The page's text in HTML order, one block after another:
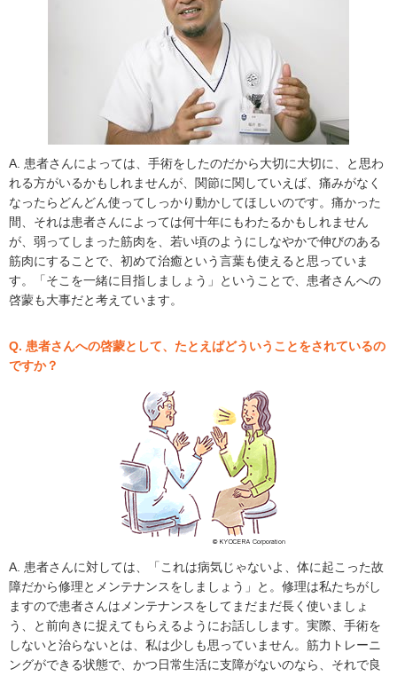
A. 患者さんによっては、手術をしたのだから大切に大切に、と思わ
れる方がいるかもしれませんが、関節に関していえば、痛みがなく
なったらどんどん使ってしっかり動かしてほしいのです。痛かった
間、それは患者さんによっては何十年にもわたるかもしれません
が、弱ってしまった筋肉を、若い頃のようにしなやかで伸びのある
筋肉にすることで、初めて治癒という言葉も使えると思っていま
す。「そこを一緒に目指しましょう」ということで、患者さんへの
啓蒙も大事だと考えています。
Q. 患者さんへの啓蒙として、たとえばどういうことをされているの
ですか？
A. 患者さんに対しては、「これは病気じゃないよ、体に起こった故
障だから修理とメンテナンスをしましょう」と。修理は私たちがし
ますので患者さんはメンテナンスをしてまだまだ長く使いましょ
う、と前向きに捉えてもらえるようにお話しします。実際、手術を
しないと治らないとは、私は少しも思っていません。筋力トレーニ
ングができる状態で、かつ日常生活に支障がないのなら、それで良